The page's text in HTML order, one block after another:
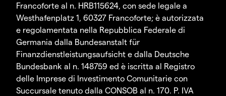
Francoforte al n. HRB115624, con sede legale a
Westhafenplatz 1, 60327 Francoforte; è autorizzata
e regolamentata nella Repubblica Federale di
Germania dalla Bundesanstalt für
Finanzdienstleistungsaufsicht e dalla Deutsche
Bundesbank al n. 148759 ed è iscritta al Registro
delle Imprese di Investimento Comunitarie con
Succursale tenuto dalla CONSOB al n. 170. P. IVA